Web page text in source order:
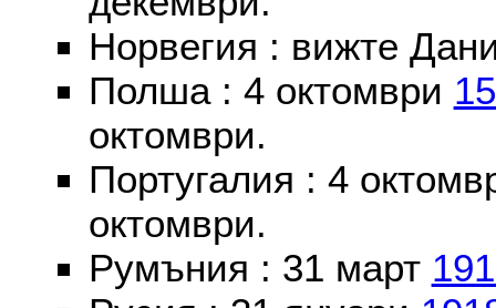
Норвегия : вижте
Полша : 4 октомври
октомври.
Португалия : 4
октомври.
Румъния : 31 март